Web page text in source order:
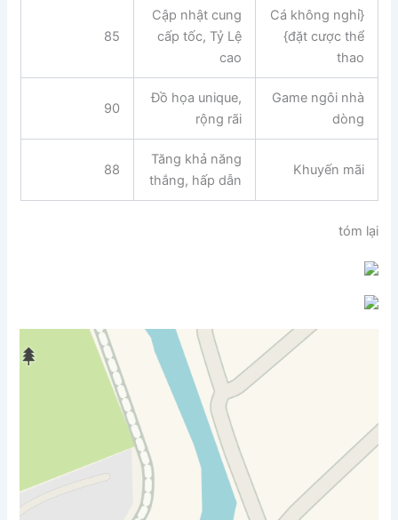
Cá không nghỉ}
{đặt cược thể
thao
Cập nhật cung
cấp tốc, Tỷ Lệ
cao
85
Game ngôi nhà
dòng
Đồ họa unique,
rộng rãi
90
Khuyến mãi
Tăng khả năng
thắng, hấp dẫn
88
tóm lại